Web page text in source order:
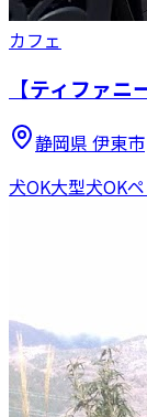
カフェ
【ティファ
静岡県 伊東市
犬OK大型犬OK